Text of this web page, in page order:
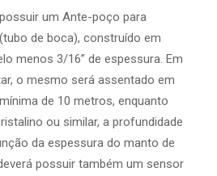
um Ante-poço para
de boca), construído em
menos 3/16” de espessura. Em
o mesmo será assentado em
de 10 metros, enquanto
ou similar, a profundidade
da espessura do manto de
possuir também um sensor